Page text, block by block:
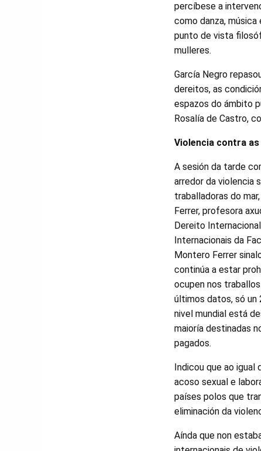
percíbese a
como danza,
punto de vista
mulleres.
García Negro
dereitos, as
espazos do ámbito
Rosalía de Castro,
Violencia contra
A sesión da tarde
arredor da violencia
traballadoras do
Ferrer, profesora
Dereito
Internacionais da
Montero Ferrer
continúa a estar
ocupen nos
últimos datos, só un
nivel mundial está
maioría destinadas
pagados.
Indicou que ao
acoso sexual e
países polos que
eliminación da
Aínda que non